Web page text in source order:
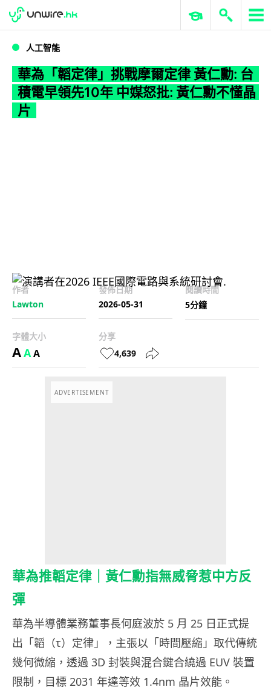
WWDC 2026 ERP 與商業 AI
人工智能
華為「韜定律」挑戰摩爾定律 黃仁勳: 台
積電早領先10年 中媒怒批: 黃仁勳不懂晶
片
作者
Lawton
發佈日期
2026-05-31
閱讀時間
5分鐘
字體大小
AAA
分享
4,639
ADVERTISEMENT
華為推韜定律｜黃仁勳指無威脅惹中方反
彈
華為半導體業務董事長何庭波於 5 月 25 日正式提
出「韜（τ）定律」，主張以「時間壓縮」取代傳統
幾何微縮，透過 3D 封裝與混合鍵合繞過 EUV 裝置
限制，目標 2031 年達等效 1.4nm 晶片效能。